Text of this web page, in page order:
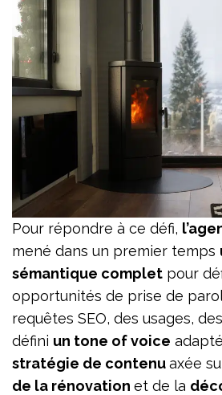
Pour répondre à ce défi,
mené dans un premier temps
sémantique complet pour
opportunités de prise de
requêtes SEO, des usages,
défini un tone of voice
stratégie de contenuaxée
de la rénovation et de la